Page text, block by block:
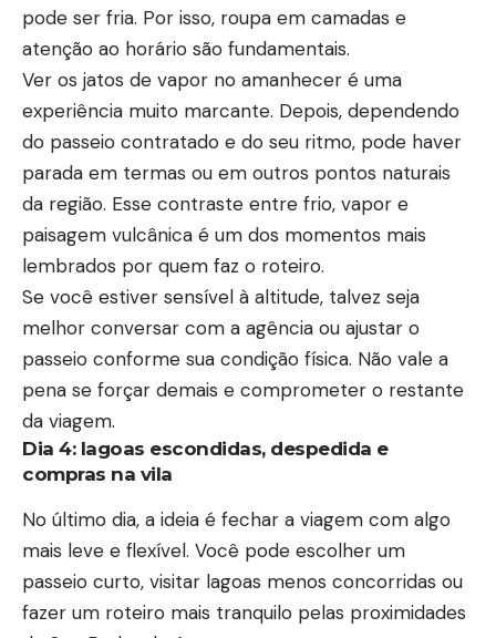
pode ser fria. Por isso, roupa em camadas e
atenção ao horário são fundamentais.
Ver os jatos de vapor no amanhecer é uma
experiência muito marcante. Depois, dependendo
do passeio contratado e do seu ritmo, pode haver
parada em termas ou em outros pontos naturais
da região. Esse contraste entre frio, vapor e
paisagem vulcânica é um dos momentos mais
lembrados por quem faz o roteiro.
Se você estiver sensível à altitude, talvez seja
melhor conversar com a agência ou ajustar o
passeio conforme sua condição física. Não vale a
pena se forçar demais e comprometer o restante
da viagem.
Dia 4: lagoas escondidas, despedida e
compras na vila
No último dia, a ideia é fechar a viagem com algo
mais leve e flexível. Você pode escolher um
passeio curto, visitar lagoas menos concorridas ou
fazer um roteiro mais tranquilo pelas proximidades